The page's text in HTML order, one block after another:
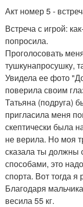
Акт номер 5 -
Встреча с игрой:
попросила.
Проголосовать
тушкунапросушку,
Увидела ее фото
поверила своим
Татьяна (подруга)
пригласила меня
скептически была
не верила. Но моя
сказала ты
способами, это
спорта. Вот тогда я
Благодаря
весила 55 кг.